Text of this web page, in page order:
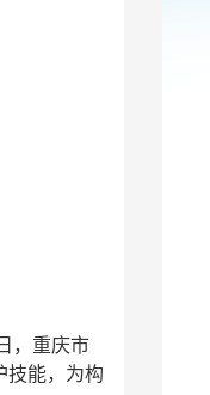
，重庆市
技能，为构